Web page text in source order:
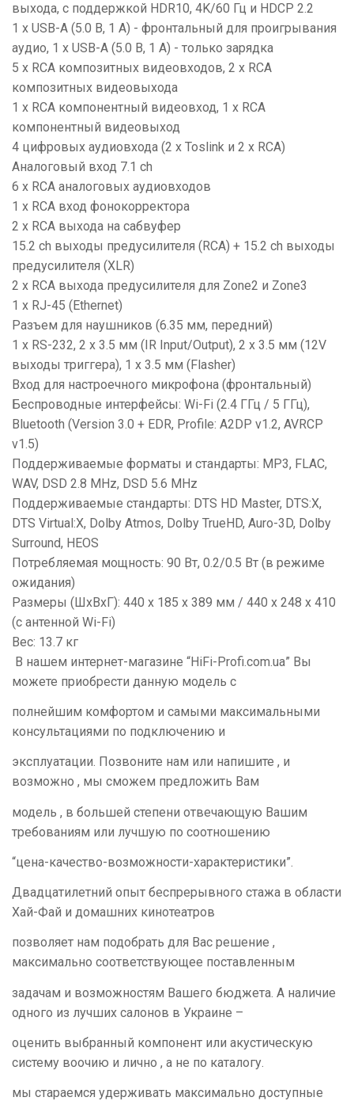
выхода, с поддержкой HDR10, 4K/60 Гц и HDCP 2.2
1 х USB-A (5.0 В, 1 А) - фронтальный для проигрывания
аудио, 1 х USB-A (5.0 В, 1 А) - только зарядка
5 x RCA композитных видеовходов, 2 x RCA
композитных видеовыхода
1 x RCA компонентный видеовход, 1 x RCA
компонентный видеовыход
4 цифровых аудиовхода (2 x Toslink и 2 x RCA)
Аналоговый вход 7.1 ch
6 x RCA аналоговых аудиовходов
1 x RCA вход фонокорректора
2 x RCA выхода на сабвуфер
15.2 ch выходы предусилителя (RCA) + 15.2 ch выходы
предусилителя (XLR)
2 x RCA выхода предусилителя для Zone2 и Zone3
1 х RJ-45 (Ethernet)
Разъем для наушников (6.35 мм, передний)
1 x RS-232, 2 x 3.5 мм (IR Input/Output), 2 х 3.5 мм (12V
выходы триггера), 1 х 3.5 мм (Flasher)
Вход для настроечного микрофона (фронтальный)
Беспроводные интерфейсы: Wi-Fi (2.4 ГГц / 5 ГГц),
Bluetooth (Version 3.0 + EDR, Profile: A2DP v1.2, AVRCP
v1.5)
Поддерживаемые форматы и стандарты: MP3, FLAC,
WAV, DSD 2.8 MHz, DSD 5.6 MHz
Поддерживаемые стандарты: DTS HD Master, DTS:X,
DTS Virtual:X, Dolby Atmos, Dolby TrueHD, Auro-3D, Dolby
Surround, HEOS
Потребляемая мощность: 90 Вт, 0.2/0.5 Вт (в режиме
ожидания)
Размеры (ШхВхГ): 440 х 185 х 389 мм / 440 x 248 x 410
(c антенной Wi-Fi)
Вес: 13.7 кг
В нашем интернет-магазине “HiFi-Profi.com.ua” Вы
можете приобрести данную модель с
полнейшим комфортом и самыми максимальными
консультациями по подключению и
эксплуатации. Позвоните нам или напишите , и
возможно , мы сможем предложить Вам
модель , в большей степени отвечающую Вашим
требованиям или лучшую по соотношению
“цена-качество-возможности-характеристики”.
Двадцатилетний опыт беспрерывного стажа в области
Хай-Фай и домашних кинотеатров
позволяет нам подобрать для Вас решение ,
максимально соответствующее поставленным
задачам и возможностям Вашего бюджета. А наличие
одного из лучших салонов в Украине –
оценить выбранный компонент или акустическую
систему воочию и лично , а не по каталогу.
мы стараемся удерживать максимально доступные